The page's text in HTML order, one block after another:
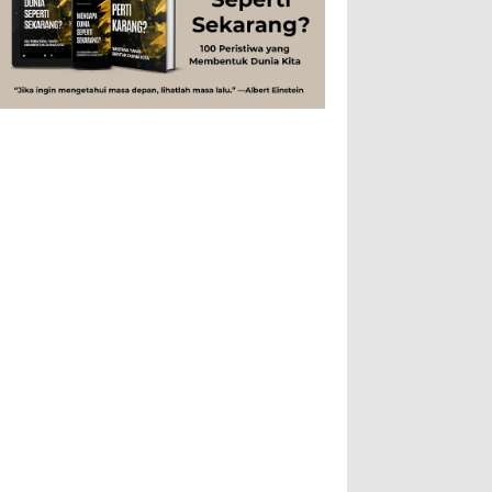
Tubuh Manusia
Umum
Rahasia Togel yang Tidak Dipahami
Pemain Togel
Ilustrasi/zdnet.com Ini adalah catatan
penutup untuk dua catatan saya